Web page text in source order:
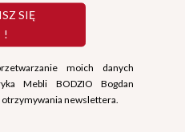
SIĘ
!
moich danych
Mebli BODZIO Bogdan
otrzymywania newslettera.